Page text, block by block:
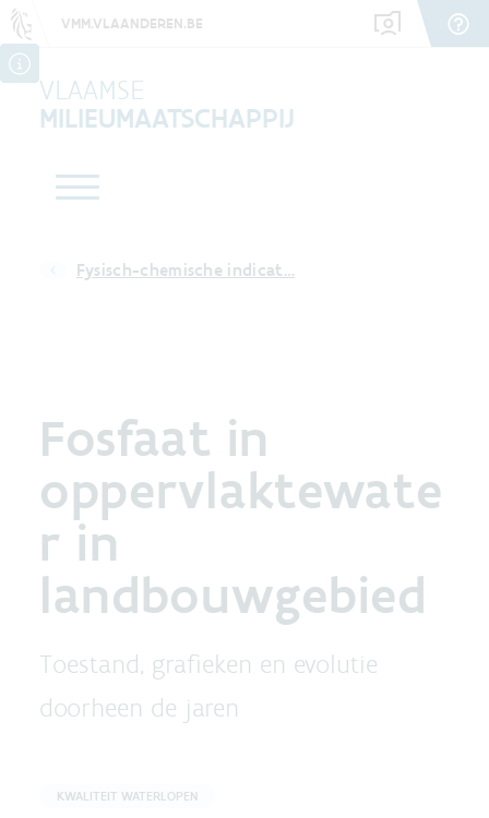
VMM.VLAANDEREN.BE
VLAAMSE
MILIEUMAATSCHAPPIJ
Fysisch-chemische indicat…
Fosfaat in
oppervlaktewate
r in
landbouwgebied
Toestand, grafieken en evolutie
doorheen de jaren
KWALITEIT WATERLOPEN